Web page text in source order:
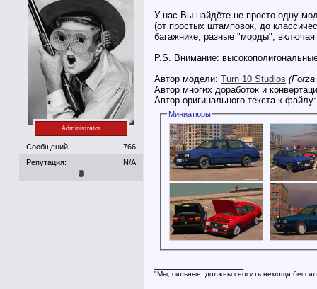
Administrator
Сообщений:
766
Репутация:
N/A
У нас Вы найдёте не просто одну
(от простых штамповок, до
багажнике, разные "морды",
P.S. Внимание:
Автор модели: Turn 10 Studios
Автор многих доработок и
Автор оригинального текста к
Миниатюры
"Мы, сильные, должны сносить немощи